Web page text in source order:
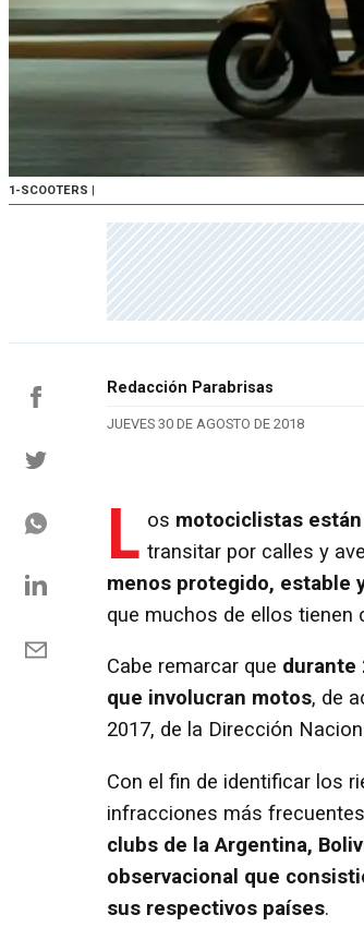
1-SCOOTERS |
Redacción Parabrisas
JUEVES 30 DE AGOSTO DE 2018
L os motociclistas
transitar por calles y
menos protegido, estable
que muchos de ellos tienen
Cabe remarcar que durante
que involucran motos, de
2017, de la Dirección
Con el fin de identificar los
infracciones más
clubs de la Argentina,
observacional que
sus respectivos países.